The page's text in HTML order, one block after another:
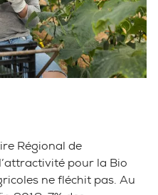
Régional de
pour la Bio
ne fléchit pas. Au